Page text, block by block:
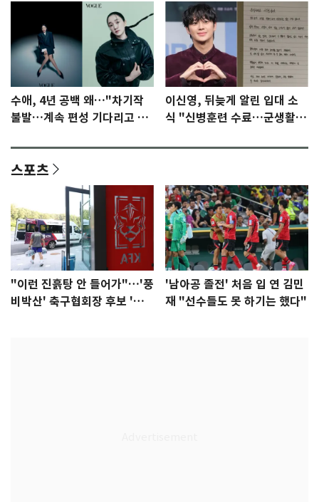
수애, 4년 공백 왜…"차기작
불발…계속 편성 기다리고 있
이신영, 뒤늦게 알린 입대 소
식 "신병훈련 수료…군생활
스포츠
"이런 진흙탕 안 들어가"…'풍
비박산' 축구협회장 후보 '실
'남아공 졸전' 처음 입 연 김민
재 "선수들도 못 하기는 했다"